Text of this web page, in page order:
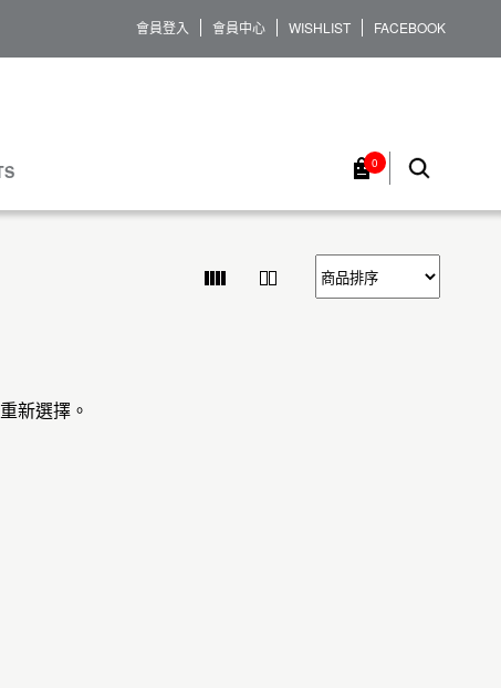
會員登入 會員中心 WISHLIST FACEBOOK
0
新選擇。